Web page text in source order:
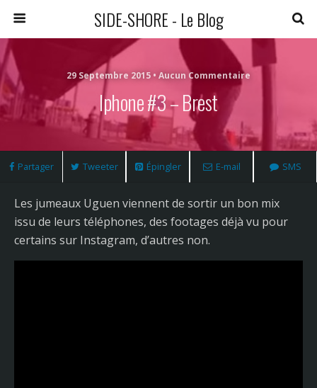
SIDE-SHORE - Le Blog
29 Septembre 2015 • Aucun Commentaire
Iphone #3 – Brest
Partager Tweeter Épingler E-mail SMS
Les jumeaux Uguen viennent de sortir un bon mix
issu de leurs téléphones, des footages déjà vu pour
certains sur Instagram, d’autres non.